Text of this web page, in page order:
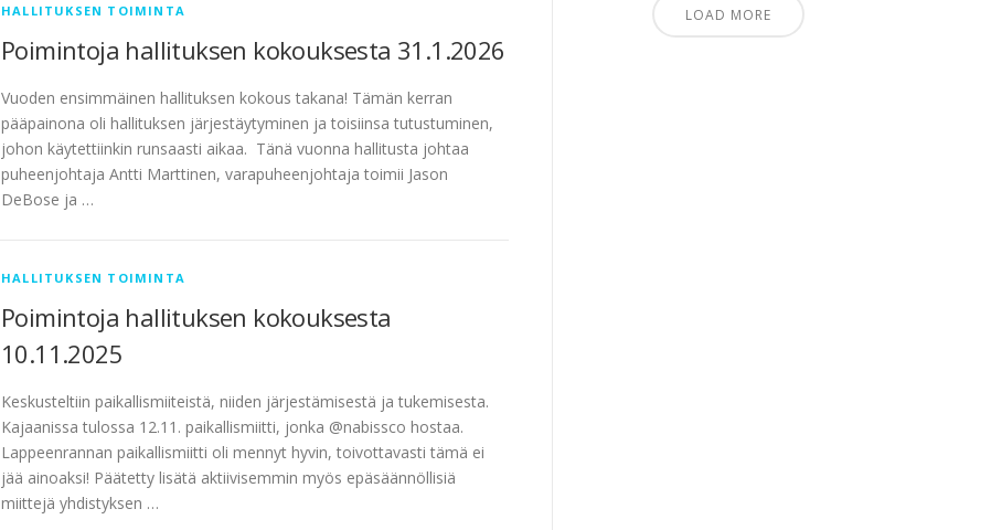
HALLITUKSEN TOIMINTA
Poimintoja hallituksen kokouksesta 31.1.2026
Vuoden ensimmäinen hallituksen kokous takana! Tämän kerran
pääpainona oli hallituksen järjestäytyminen ja toisiinsa tutustuminen,
johon käytettiinkin runsaasti aikaa. Tänä vuonna hallitusta johtaa
puheenjohtaja Antti Marttinen, varapuheenjohtaja toimii Jason
DeBose ja …
HALLITUKSEN TOIMINTA
Poimintoja hallituksen kokouksesta
10.11.2025
Keskusteltiin paikallismiiteistä, niiden järjestämisestä ja tukemisesta.
Kajaanissa tulossa 12.11. paikallismiitti, jonka @nabissco hostaa.
Lappeenrannan paikallismiitti oli mennyt hyvin, toivottavasti tämä ei
jää ainoaksi! Päätetty lisätä aktiivisemmin myös epäsäännöllisiä
miittejä yhdistyksen …
LOAD MORE